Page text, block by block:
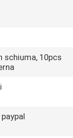
schiuma, 10pcs